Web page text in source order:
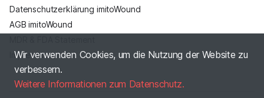
Wir verwenden Cookies, um die Nutzung der Website zu
verbessern.
Weitere Informationen zum Datenschutz.
Datenschutzerklärung imitoWound
AGB imitoWound
Impressum